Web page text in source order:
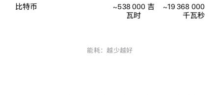
比特币
~538 000 吉
瓦时
~19 368 000
千瓦秒
能耗：越少越好